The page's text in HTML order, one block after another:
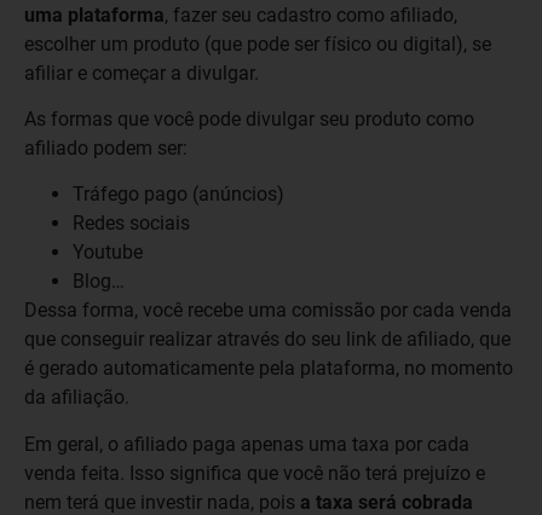
uma plataforma, fazer seu cadastro como afiliado,
escolher um produto (que pode ser físico ou digital), se
afiliar e começar a divulgar.
As formas que você pode divulgar seu produto como
afiliado podem ser:
Tráfego pago (anúncios)
Redes sociais
Youtube
Blog…
Dessa forma, você recebe uma comissão por cada venda
que conseguir realizar através do seu link de afiliado, que
é gerado automaticamente pela plataforma, no momento
da afiliação.
Em geral, o afiliado paga apenas uma taxa por cada
venda feita. Isso significa que você não terá prejuízo e
nem terá que investir nada, pois a taxa será cobrada